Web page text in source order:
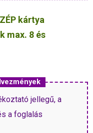
kártya
max. 8 és
jellegű, a
a foglalás